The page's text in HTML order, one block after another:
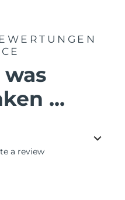
...
a review